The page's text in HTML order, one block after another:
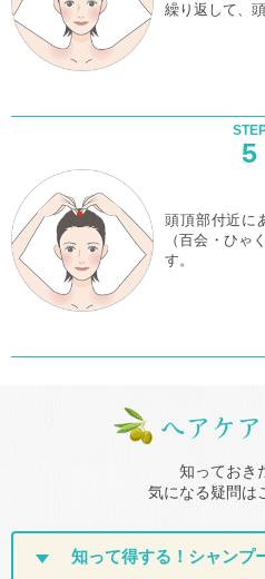
繰り返して、
5
頭頂部付近に
（百会・ひゃ
す。
知っておき
気になる疑問は
知って得する！ シャンプ